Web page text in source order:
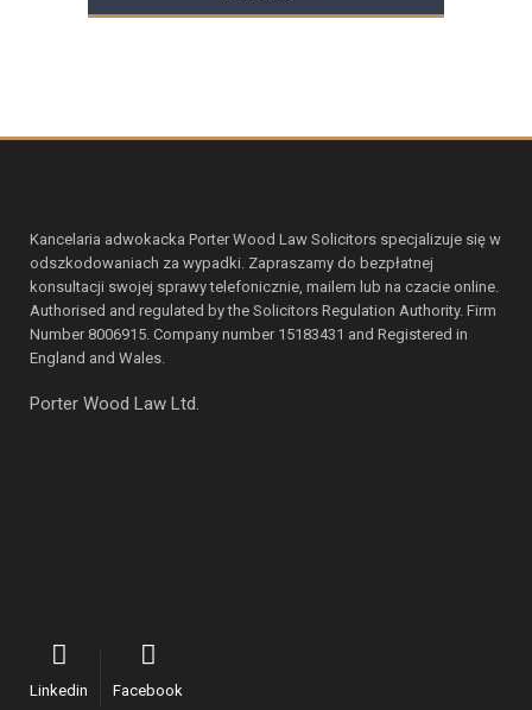
Kancelaria adwokacka Porter Wood Law Solicitors specjalizuje się w
odszkodowaniach za wypadki. Zapraszamy do bezpłatnej
konsultacji swojej sprawy telefonicznie, mailem lub na czacie online.
Authorised and regulated by the Solicitors Regulation Authority. Firm
Number 8006915. Company number 15183431 and Registered in
England and Wales.
Porter Wood Law Ltd.
Linkedin Facebook